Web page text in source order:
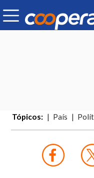
Tópicos: País